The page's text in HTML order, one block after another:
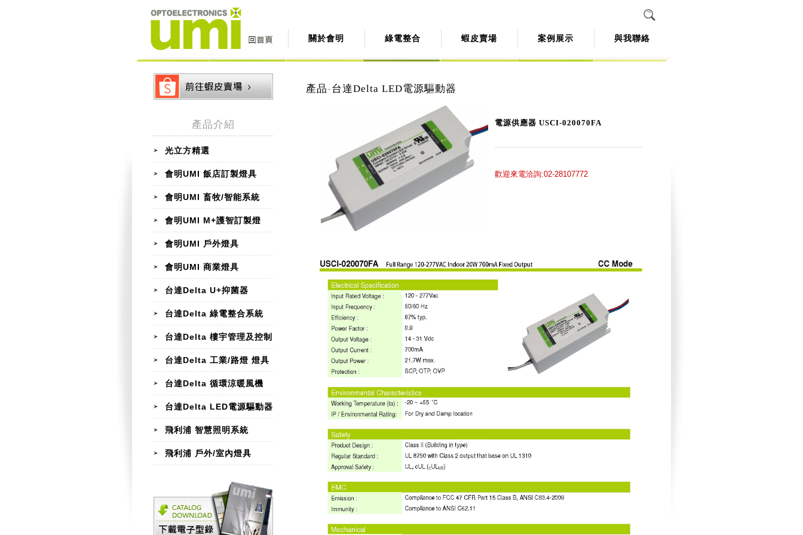
關於會明 綠電整合 蝦皮賣場 案例展示 與我聯絡
產品介紹
光立方精選
會明UMI 飯店訂製燈具
會明UMI 畜牧/智能系統
會明UMI M+護智訂製燈
會明UMI 戶外燈具
會明UMI 商業燈具
台達Delta U+抑菌器
台達Delta 綠電整合系統
台達Delta 樓宇管理及控制
台達Delta 工業/路燈 燈具
台達Delta 循環涼暖風機
台達Delta LED電源驅動器
飛利浦 智慧照明系統
飛利浦 戶外/室內燈具
產品-台達Delta LED電源驅動器
電源供應器 USCI-020070FA
歡迎來電洽詢:02-28107772